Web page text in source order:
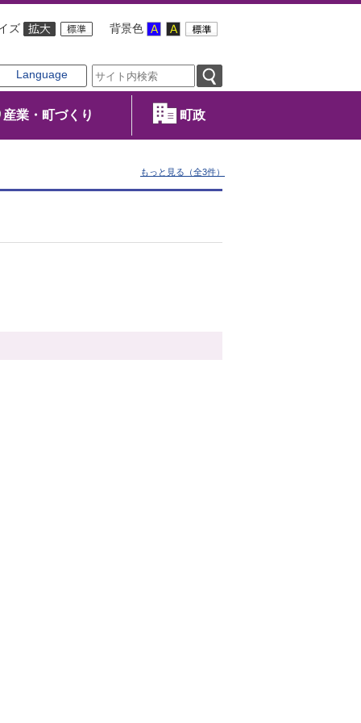
ズ 背景色
Language
産業・町づくり 町政
もっと見る（全3件）